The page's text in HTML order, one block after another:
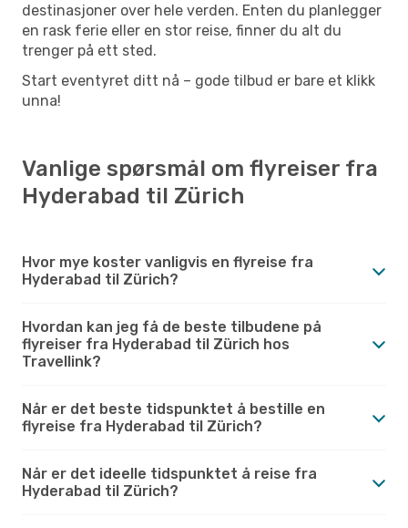
destinasjoner over hele verden. Enten du planlegger
en rask ferie eller en stor reise, finner du alt du
trenger på ett sted.
Start eventyret ditt nå – gode tilbud er bare et klikk
unna!
Vanlige spørsmål om flyreiser fra
Hyderabad til Zürich
Hvor mye koster vanligvis en flyreise fra
Hyderabad til Zürich?
Hvordan kan jeg få de beste tilbudene på
flyreiser fra Hyderabad til Zürich hos
Travellink?
Når er det beste tidspunktet å bestille en
flyreise fra Hyderabad til Zürich?
Når er det ideelle tidspunktet å reise fra
Hyderabad til Zürich?